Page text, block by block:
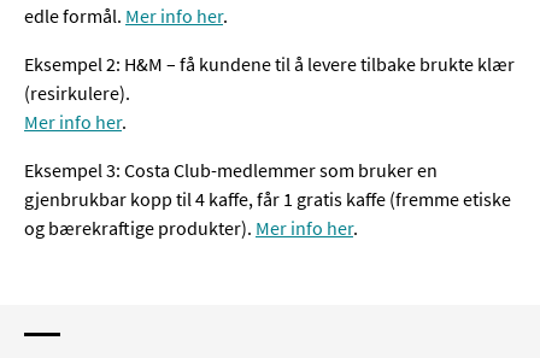
edle formål. Mer info her.
Eksempel 2: H&M – få kundene til å levere tilbake brukte klær
(resirkulere).
Mer info her.
Eksempel 3: Costa Club-medlemmer som bruker en
gjenbrukbar kopp til 4 kaffe, får 1 gratis kaffe (fremme etiske
og bærekraftige produkter). Mer info her.